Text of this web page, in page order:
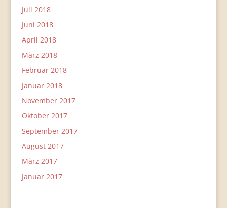
Juli 2018
Juni 2018
April 2018
März 2018
Februar 2018
Januar 2018
November 2017
Oktober 2017
September 2017
August 2017
März 2017
Januar 2017